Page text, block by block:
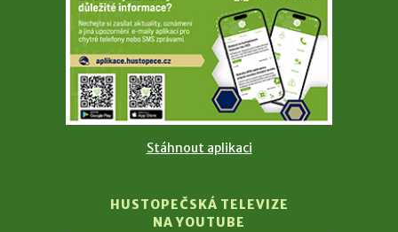
Stáhnout aplikaci
HUSTOPEČSKÁ TELEVIZE
NA YOUTUBE